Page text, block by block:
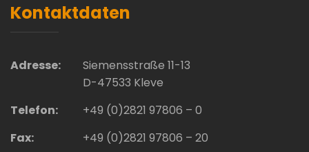
Kontaktdaten
Adresse:
Siemensstraße 11-13
D-47533 Kleve
Telefon:
+49 (0)2821 97806 – 0
Fax:
+49 (0)2821 97806 – 20